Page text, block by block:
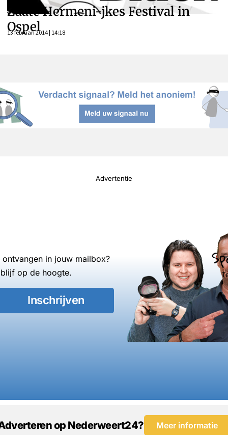
Zaate Hermeni-jkes Festival in
Ospel
13 februari 2014 | 14:18
Advertentie
in jouw mailbox?
op de hoogte.
Inschrijven
op Nederweert24? Meer informatie